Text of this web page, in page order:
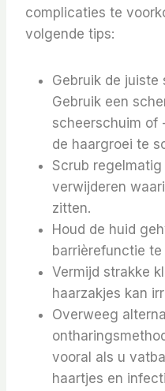
complicaties te
volgende tips:
Gebruik de juiste
Gebruik een
scheerschuim of
de haargroei te
Scrub
verwijderen
zitten.
Houd de huid
barrièrefunctie te
Vermijd strakke
haarzakjes kan
Overweeg
vooral als u
haartjes en